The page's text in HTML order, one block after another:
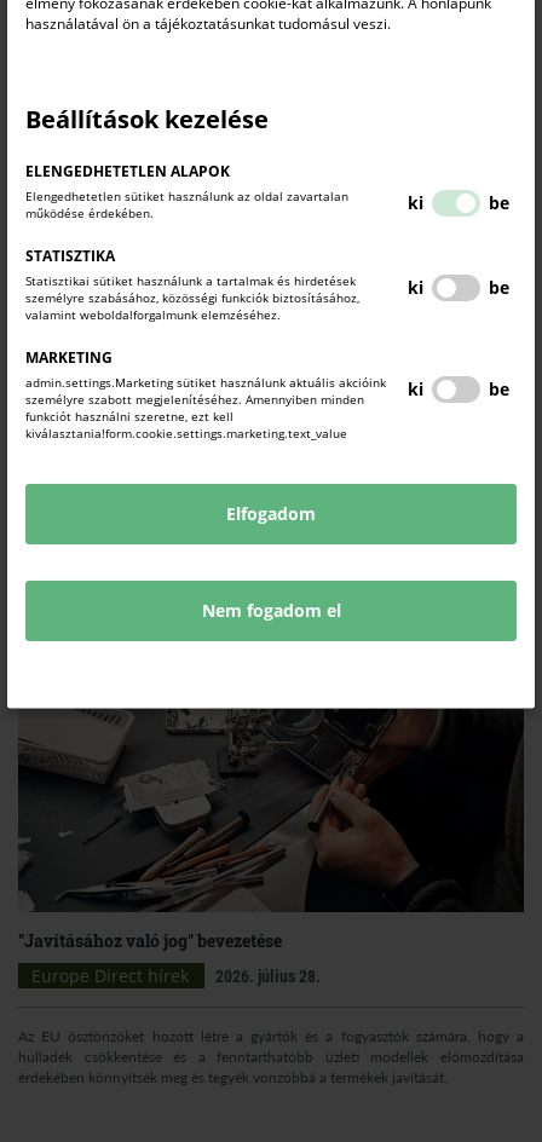
használatával ön a tájékoztatásunkat tudomásul veszi.
Beállítások kezelése
ELENGEDHETETLEN ALAPOK
Elengedhetetlen sütiket használunk az oldal zavartalan
működése érdekében.
ki be
STATISZTIKA
Statisztikai sütiket használunk a tartalmak és hirdetések
személyre szabásához, közösségi funkciók biztosításához,
valamint weboldalforgalmunk elemzéséhez.
ki be
MARKETING
admin.settings.Marketing sütiket használunk aktuális akcióink
személyre szabott megjelenítéséhez. Amennyiben minden
funkciót használni szeretne, ezt kell
kiválasztania!form.cookie.settings.marketing.text_value
ki be
Elfogadom
Nem fogadom el
II. vállalkozás működése
2025-12-16 PPTX
"Javításához való jog" bevezetése
Europe Direct hírek
2026. július 28.
Az EU ösztönzőket hozott létre a gyártók és a fogyasztók számára, hogy a
hulladék csökkentése és a fenntarthatóbb üzleti modellek előmozdítása
érdekében könnyítsék meg és tegyék vonzóbbá a termékek javítását.